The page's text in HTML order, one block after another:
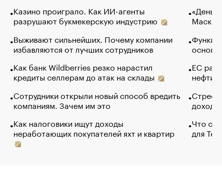
Казино проиграло. Как ИИ-агенты
разрушают букмекерскую индустрию
Выживают сильнейших. Почему компании
избавляются от лучших сотрудников
Как банк Wildberries резко нарастил
кредиты селлерам до атак на склады
Сотрудники открыли новый способ вредить
компаниям. Зачем им это
Как налоговики ищут доходы
неработающих покупателей яхт и квартир
Маск в
основ
ЕС
нефти
Что
для